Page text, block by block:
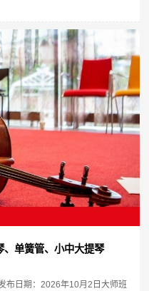
单簧管、小中大提琴
布日期：2026年10月2日大师班